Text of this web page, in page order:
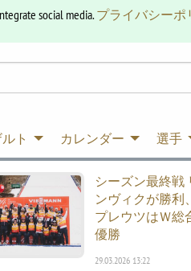
social media.プライバシーポ
ト カレンダー 選手
シーズン最終戦
ンヴィクが勝利、
プレウツはＷ総
優勝
29.03.2026 13:22